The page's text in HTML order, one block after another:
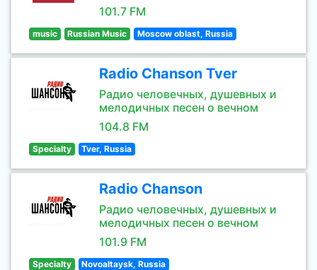
101.7 FM
music Russian Music Moscow oblast, Russia
Radio Chanson Tver
Радио человечных, душевных и
мелодичных песен о вечном
104.8 FM
Specialty Tver, Russia
Radio Chanson
Радио человечных, душевных и
мелодичных песен о вечном
101.9 FM
Specialty Novoaltaysk, Russia